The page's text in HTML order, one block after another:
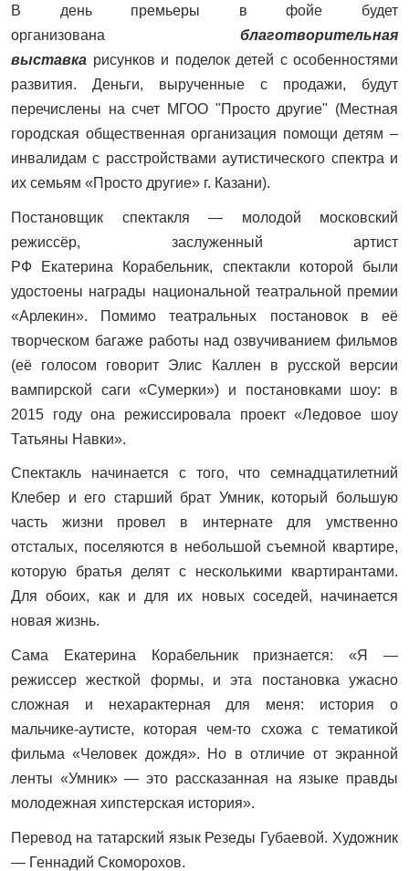
В день премьеры в фойе будет
организована благотворительная
выставка рисунков и поделок детей с особенностями
развития. Деньги, вырученные с продажи, будут
перечислены на счет МГОО "Просто другие" (Местная
городская общественная организация помощи детям –
инвалидам с расстройствами аутистического спектра и
их семьям «Просто другие» г. Казани).
Постановщик спектакля — молодой московский
режиссёр, заслуженный артист
РФ Екатерина Корабельник, спектакли которой были
удостоены награды национальной театральной премии
«Арлекин». Помимо театральных постановок в её
творческом багаже работы над озвучиванием фильмов
(её голосом говорит Элис Каллен в русской версии
вампирской саги «Сумерки») и постановками шоу: в
2015 году она режиссировала проект «Ледовое шоу
Татьяны Навки».
Спектакль начинается с того, что семнадцатилетний
Клебер и его старший брат Умник, который большую
часть жизни провел в интернате для умственно
отсталых, поселяются в небольшой съемной квартире,
которую братья делят с несколькими квартирантами.
Для обоих, как и для их новых соседей, начинается
новая жизнь.
Сама Екатерина Корабельник признается: «Я —
режиссер жесткой формы, и эта постановка ужасно
сложная и нехарактерная для меня: история о
мальчике-аутисте, которая чем-то схожа с тематикой
фильма «Человек дождя». Но в отличие от экранной
ленты «Умник» — это рассказанная на языке правды
молодежная хипстерская история».
Перевод на татарский язык Резеды Губаевой. Художник
— Геннадий Скоморохов.